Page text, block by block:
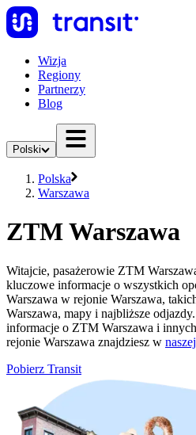
Wizja
Regiony
Partnerzy
Blog
Polski
Polska
Warszawa
ZTM Warszawa
Witajcie, pasażerowie ZTM
kluczowe informacje o wszystkich
Warszawa w rejonie Warszawa,
Warszawa, mapy i najbliższe
informacje o ZTM Warszawa i
rejonie Warszawa znajdziesz w
Pobierz Transit